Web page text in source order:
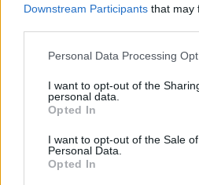
Downstream Participants that may
Please note that this website/app
not limited to your visit or usage
grant or deny consent to Google
use your data for below specified
consent section.
Personal Data Processing
I want to opt-out of the
personal data.
Opted In
I want to opt-out of the Sale
Personal Data.
Opted In
14 ΜαρτίουΚυριακή των
Συναυλία με τους Koza
με τους Παναγιώτη
Αρετή Κετιμέ, Θωμά
καλλιτεχνική - μουσική
Κωτσίνη.